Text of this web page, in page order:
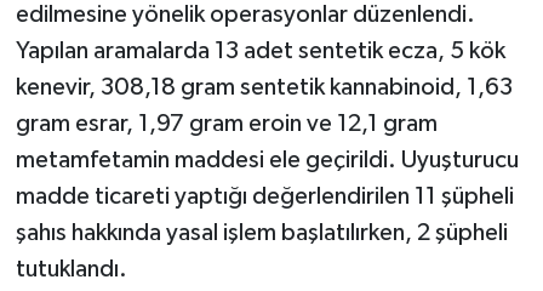
edilmesine yönelik operasyonlar düzenlendi.
Yapılan aramalarda 13 adet sentetik ecza, 5 kök
kenevir, 308,18 gram sentetik kannabinoid, 1,63
gram esrar, 1,97 gram eroin ve 12,1 gram
metamfetamin maddesi ele geçirildi. Uyuşturucu
madde ticareti yaptığı değerlendirilen 11 şüpheli
şahıs hakkında yasal işlem başlatılırken, 2 şüpheli
tutuklandı.